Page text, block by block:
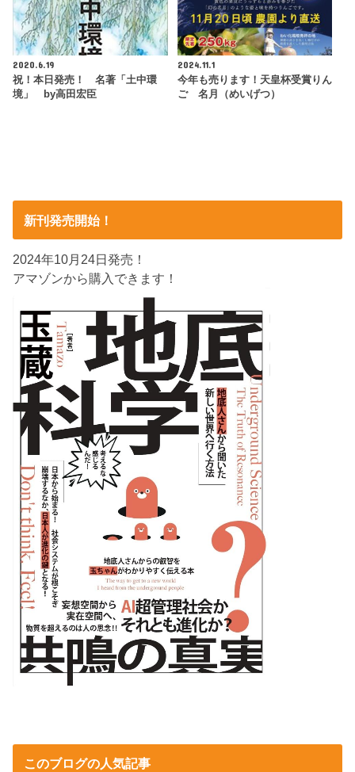
2020.6.19
祝！本日発売！ 名著「土中環
境」 by高田宏臣
2024.11.1
今年も売ります！天皇杯受賞りん
ご 名月（めいげつ）
新刊発売開始！
2024年10月24日発売！
アマゾンから購入できます！
このブログの人気記事